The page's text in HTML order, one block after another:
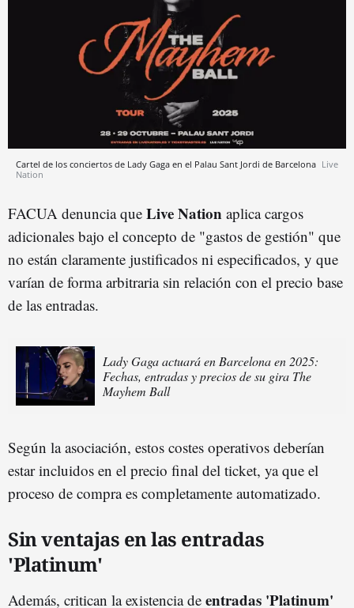
Cartel de los conciertos de Lady Gaga en el Palau Sant Jordi de Barcelona Live
Nation
FACUA denuncia que Live Nation aplica cargos
adicionales bajo el concepto de "gastos de gestión" que
no están claramente justificados ni especificados, y que
varían de forma arbitraria sin relación con el precio base
de las entradas.
Lady Gaga actuará en Barcelona en 2025:
Fechas, entradas y precios de su gira The
Mayhem Ball
Según la asociación, estos costes operativos deberían
estar incluidos en el precio final del ticket, ya que el
proceso de compra es completamente automatizado.
Sin ventajas en las entradas
'Platinum'
Además, critican la existencia de entradas 'Platinum'